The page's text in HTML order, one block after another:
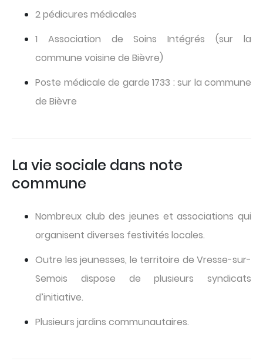
2 pédicures médicales
1 Association de Soins Intégrés (sur la
commune voisine de Bièvre)
Poste médicale de garde 1733 : sur la commune
de Bièvre
La vie sociale dans note
commune
Nombreux club des jeunes et associations qui
organisent diverses festivités locales.
Outre les jeunesses, le territoire de Vresse-sur-
Semois dispose de plusieurs syndicats
d’initiative.
Plusieurs jardins communautaires.